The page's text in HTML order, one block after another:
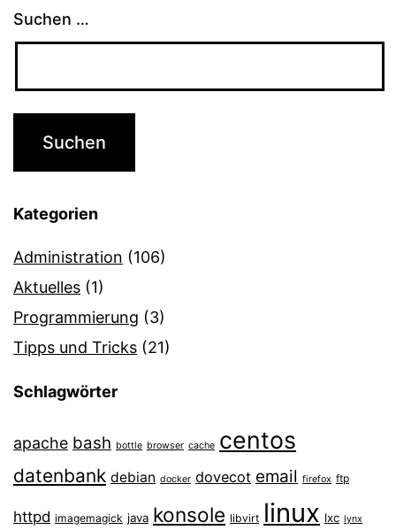
Suchen …
Kategorien
Administration (106)
Aktuelles (1)
Programmierung (3)
Tipps und Tricks (21)
Schlagwörter
apache bash bottle browser cache centos
datenbank debian docker dovecot email firefox ftp
httpd imagemagick java konsole libvirt linux lxc lynx